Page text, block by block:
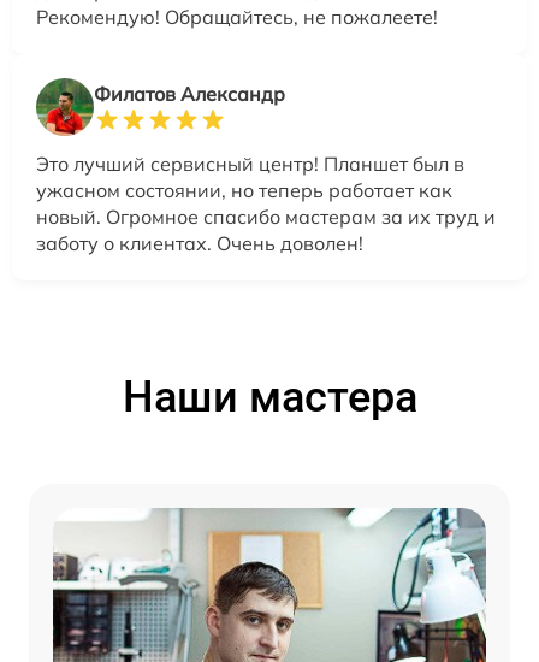
Рекомендую! Обращайтесь, не пожалеете!
Филатов Александр
Это лучший сервисный центр! Планшет был в
ужасном состоянии, но теперь работает как
новый. Огромное спасибо мастерам за их труд и
заботу о клиентах. Очень доволен!
Наши мастера